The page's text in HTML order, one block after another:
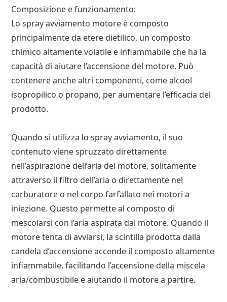
Composizione e funzionamento:
Lo spray avviamento motore è composto
principalmente da etere dietilico, un composto
chimico altamente volatile e infiammabile che ha la
capacità di aiutare l’accensione del motore. Può
contenere anche altri componenti, come alcool
isopropilico o propano, per aumentare l’efficacia del
prodotto.
Quando si utilizza lo spray avviamento, il suo
contenuto viene spruzzato direttamente
nell’aspirazione dell’aria del motore, solitamente
attraverso il filtro dell’aria o direttamente nel
carburatore o nel corpo farfallato nei motori a
iniezione. Questo permette al composto di
mescolarsi con l’aria aspirata dal motore. Quando il
motore tenta di avviarsi, la scintilla prodotta dalla
candela d’accensione accende il composto altamente
infiammabile, facilitando l’accensione della miscela
aria/combustibile e aiutando il motore a partire.